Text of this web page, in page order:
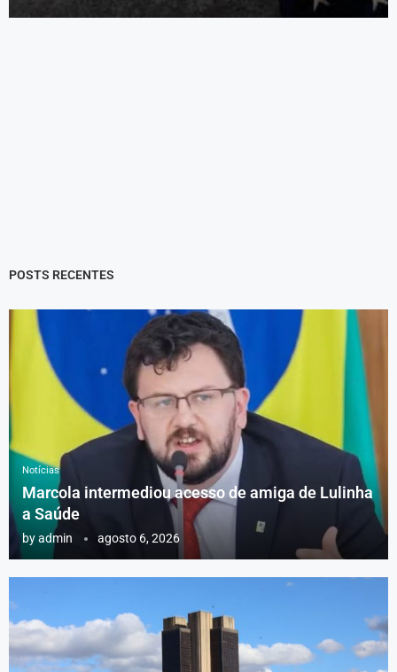
POSTS RECENTES
Notícias
Marcola intermediou acesso de amiga de Lulinha
a Saúde
byadmin agosto 6, 2026